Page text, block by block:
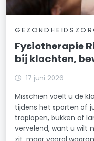
Fysiotherapie
bij klachten,
17 juni 2026
Misschien voelt u de
tijdens het sporten of
traplopen, bukken of
vervelend, want u wilt
zit, maar vooral